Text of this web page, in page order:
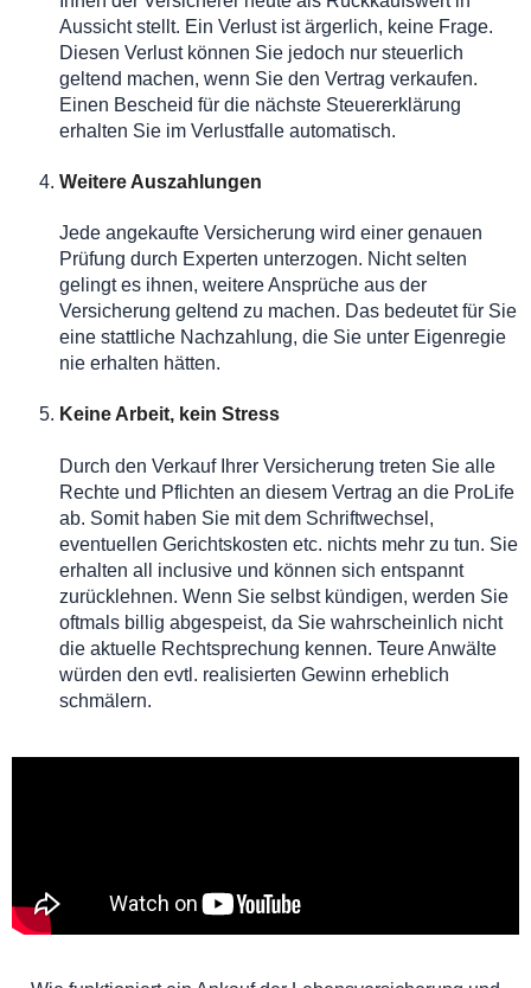
Aussicht stellt. Ein Verlust ist ärgerlich, keine Frage.
Diesen Verlust können Sie jedoch nur steuerlich
geltend machen, wenn Sie den Vertrag verkaufen.
Einen Bescheid für die nächste Steuererklärung
erhalten Sie im Verlustfalle automatisch.
Weitere Auszahlungen
Jede angekaufte Versicherung wird einer genauen
Prüfung durch Experten unterzogen. Nicht selten
gelingt es ihnen, weitere Ansprüche aus der
Versicherung geltend zu machen. Das bedeutet für Sie
eine stattliche Nachzahlung, die Sie unter Eigenregie
nie erhalten hätten.
Keine Arbeit, kein Stress
Durch den Verkauf Ihrer Versicherung treten Sie alle
Rechte und Pflichten an diesem Vertrag an die ProLife
ab. Somit haben Sie mit dem Schriftwechsel,
eventuellen Gerichtskosten etc. nichts mehr zu tun. Sie
erhalten all inclusive und können sich entspannt
zurücklehnen. Wenn Sie selbst kündigen, werden Sie
oftmals billig abgespeist, da Sie wahrscheinlich nicht
die aktuelle Rechtsprechung kennen. Teure Anwälte
würden den evtl. realisierten Gewinn erheblich
schmälern.